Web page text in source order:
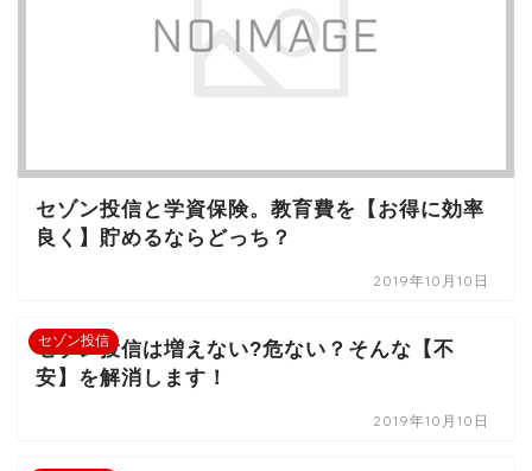
セゾン投信と学資保険。教育費を【お得に効率
良く】貯めるならどっち？
2019年10月10日
セゾン投信
セゾン投信は増えない?危ない？そんな【不
安】を解消します！
2019年10月10日